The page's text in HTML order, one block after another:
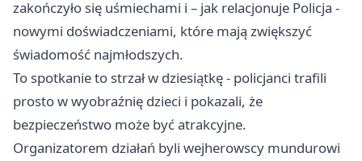
zakończyło się uśmiechami i – jak relacjonuje Policja -
nowymi doświadczeniami, które mają zwiększyć
świadomość najmłodszych.
To spotkanie to strzał w dziesiątkę - policjanci trafili
prosto w wyobraźnię dzieci i pokazali, że
bezpieczeństwo może być atrakcyjne.
Organizatorem działań byli wejherowscy mundurowi